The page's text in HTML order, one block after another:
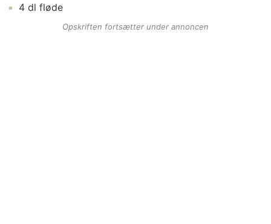
4 dl fløde
Opskriften fortsætter under annoncen